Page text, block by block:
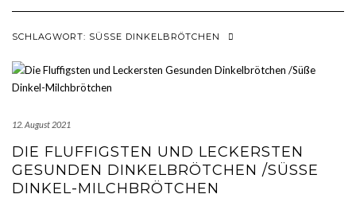
SCHLAGWORT: SÜSSE DINKELBRÖTCHEN
12. August 2021
DIE FLUFFIGSTEN UND LECKERSTEN
GESUNDEN DINKELBRÖTCHEN /SÜSSE D
INKEL-MILCHBRÖTCHEN